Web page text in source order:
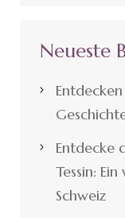
Neueste
Entdecke
Tessin:
Schweiz